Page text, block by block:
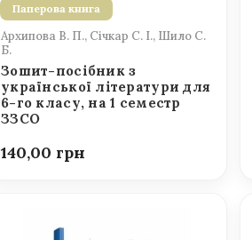
Паперова книга
Архипова В. П., Січкар С. І., Шило С.
Б.
Зошит-посібник з
української літератури для
6-го класу, на 1 семестр
ЗЗСО
140,00